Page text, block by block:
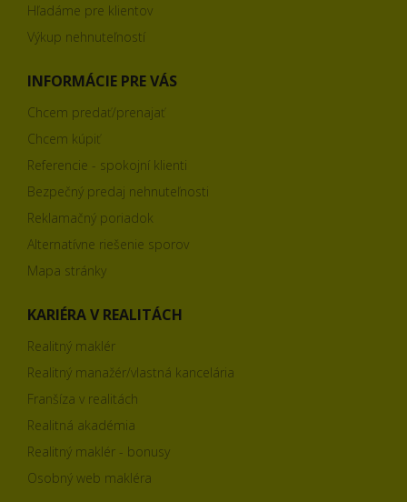
Hľadáme pre klientov
Výkup nehnuteľností
INFORMÁCIE PRE VÁS
Chcem predať/prenajať
Chcem kúpiť
Referencie - spokojní klienti
Bezpečný predaj nehnuteľnosti
Reklamačný poriadok
Alternatívne riešenie sporov
Mapa stránky
KARIÉRA V REALITÁCH
Realitný maklér
Realitný manažér/vlastná kancelária
Franšíza v realitách
Realitná akadémia
Realitný maklér - bonusy
Osobný web makléra